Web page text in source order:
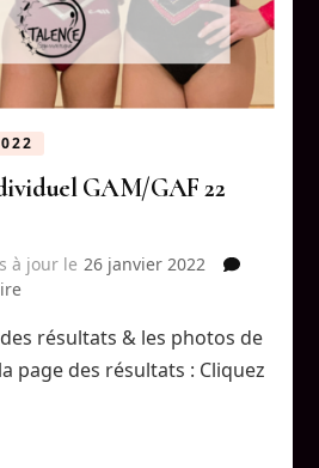
GAM/GAF 22
à jour le 26 janvier 2022
sur
Individuel
GAM/GAF
22
résultats & les photos de
page des résultats : Cliquez